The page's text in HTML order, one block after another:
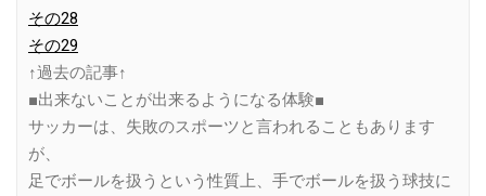
その28
その29
↑過去の記事↑
■出来ないことが出来るようになる体験■
サッカーは、失敗のスポーツと言われることもあります
が、
足でボールを扱うという性質上、手でボールを扱う球技に